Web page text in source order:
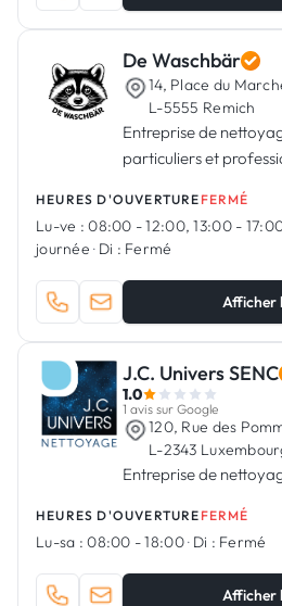
De Waschbär
14, Place du
L-5555 Remich
Entreprise de
particuliers et
HEURES D'OUVERTURE FERMÉ
Lu-ve : 08:00 - 12:00, 13:00 -
journée· Di : Fermé
Afficher
J.C. Univers SENC
1.0
1 avis sur Google
120, Rue des
L-2343
Entreprise de
HEURES D'OUVERTURE FERMÉ
Lu-sa : 08:00 - 18:00· Di : Fermé
Afficher